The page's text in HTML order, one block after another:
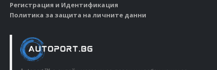
Регистрация и Идентификация
Политика за защита на личните данни